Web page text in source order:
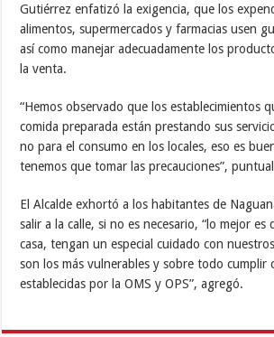
Gutiérrez enfatizó la exigencia, que los
alimentos, supermercados y farmacias usen
así como manejar adecuadamente los
la venta.
“Hemos observado que los establecimientos
comida preparada están prestando sus
no para el consumo en los locales, eso es
tenemos que tomar las precauciones”,
El Alcalde exhortó a los habitantes de
salir a la calle, si no es necesario, “lo mejor es
casa, tengan un especial cuidado con
son los más vulnerables y sobre todo cumplir
establecidas por la OMS y OPS”, agregó.